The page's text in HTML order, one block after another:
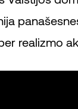
realizmo